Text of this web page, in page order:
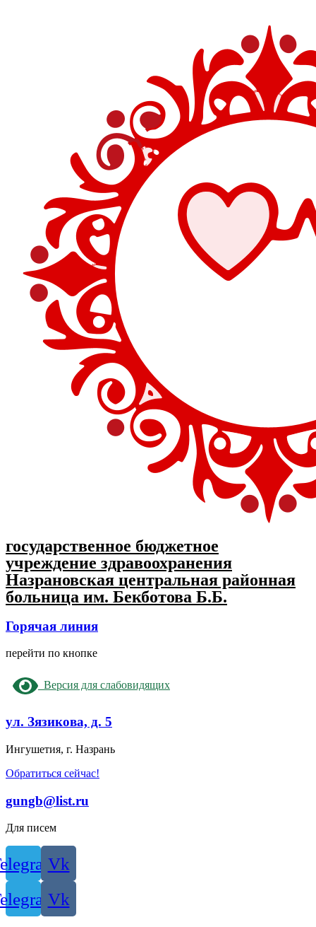
государственное бюджетное
учреждение здравоохранения
Назрановская центральная районная
больница им. Бекботова Б.Б.
Горячая линия
перейти по кнопке
Версия для слабовидящих
ул. Зязикова, д. 5
Ингушетия, г. Назрань
Обратиться сейчас!
gungb@list.ru
Для писем
Vk
Vk